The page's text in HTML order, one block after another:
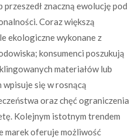
znaczną ewolucję pod
Coraz większą
ekologiczne wykonane z
konsumenci poszukują
materiałów lub
się w rosnącą
oraz chęć ograniczenia
Kolejnym istotnym trendem
marek oferuje możliwość